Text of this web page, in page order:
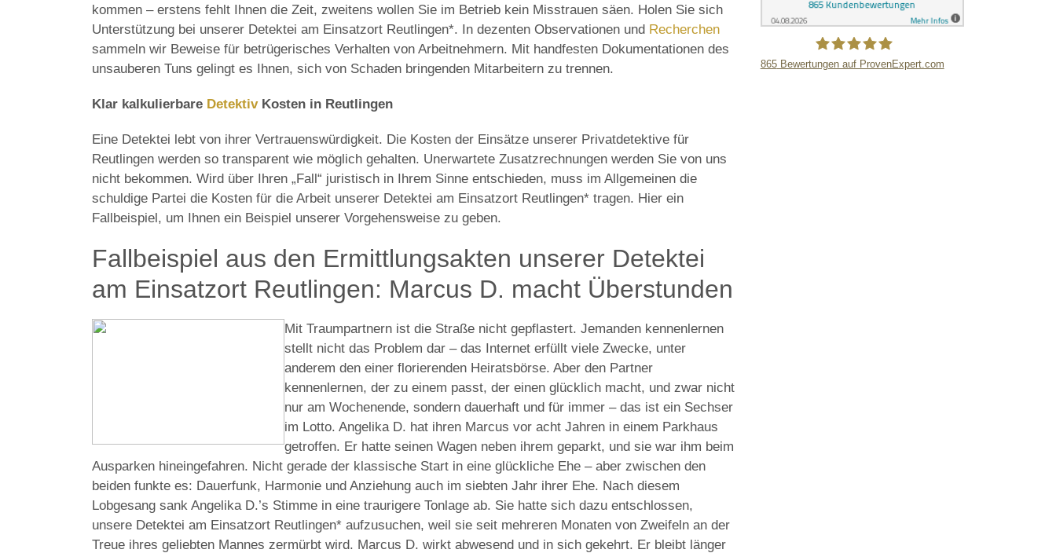
kommen – erstens fehlt Ihnen die Zeit, zweitens wollen Sie im Betrieb kein Misstrauen säen. Holen Sie sich
Unterstützung bei unserer Detektei am Einsatzort Reutlingen*. In dezenten Observationen und Recherchen
sammeln wir Beweise für betrügerisches Verhalten von Arbeitnehmern. Mit handfesten Dokumentationen des
unsauberen Tuns gelingt es Ihnen, sich von Schaden bringenden Mitarbeitern zu trennen.
Klar kalkulierbare DetektivKosten in Reutlingen
Eine Detektei lebt von ihrer Vertrauenswürdigkeit. Die Kosten der Einsätze unserer Privatdetektive für
Reutlingen werden so transparent wie möglich gehalten. Unerwartete Zusatzrechnungen werden Sie von uns
nicht bekommen. Wird über Ihren „Fall“ juristisch in Ihrem Sinne entschieden, muss im Allgemeinen die
schuldige Partei die Kosten für die Arbeit unserer Detektei am Einsatzort Reutlingen* tragen. Hier ein
Fallbeispiel, um Ihnen ein Beispiel unserer Vorgehensweise zu geben.
Fallbeispiel aus den Ermittlungsakten unserer Detektei
am Einsatzort Reutlingen: Marcus D. macht Überstunden
Mit Traumpartnern ist die Straße nicht gepflastert. Jemanden kennenlernen
stellt nicht das Problem dar – das Internet erfüllt viele Zwecke, unter
anderem den einer florierenden Heiratsbörse. Aber den Partner
kennenlernen, der zu einem passt, der einen glücklich macht, und zwar nicht
nur am Wochenende, sondern dauerhaft und für immer – das ist ein Sechser
im Lotto. Angelika D. hat ihren Marcus vor acht Jahren in einem Parkhaus
getroffen. Er hatte seinen Wagen neben ihrem geparkt, und sie war ihm beim
Ausparken hineingefahren. Nicht gerade der klassische Start in eine glückliche Ehe – aber zwischen den
beiden funkte es: Dauerfunk, Harmonie und Anziehung auch im siebten Jahr ihrer Ehe. Nach diesem
Lobgesang sank Angelika D.’s Stimme in eine traurigere Tonlage ab. Sie hatte sich dazu entschlossen,
unsere Detektei am Einsatzort Reutlingen* aufzusuchen, weil sie seit mehreren Monaten von Zweifeln an der
Treue ihres geliebten Mannes zermürbt wird. Marcus D. wirkt abwesend und in sich gekehrt. Er bleibt länger
865Bewertungen auf ProvenExpert.com